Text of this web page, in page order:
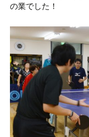
の業でした！